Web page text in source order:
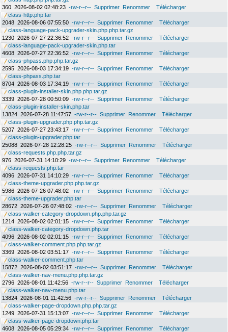
360 2026-08-02 02:48:23 -rw-r--r-- Supprimer Renommer
Télécharger
class-http.php.tar
2048 2026-08-06 07:55:50 -rw-r--r-- Supprimer Renommer
Télécharger
class-language-pack-upgrader-skin.php.php.tar.gz
1230 2026-07-27 22:36:52 -rw-r--r-- Supprimer Renommer
Télécharger
class-language-pack-upgrader-skin.php.tar
4608 2026-07-27 22:36:52 -rw-r--r-- Supprimer Renommer
Télécharger
class-phpass.php.php.tar.gz
2595 2026-08-03 17:34:19 -rw-r--r-- Supprimer Renommer
Télécharger
class-phpass.php.tar
8704 2026-08-03 17:34:19 -rw-r--r-- Supprimer Renommer
Télécharger
class-plugin-installer-skin.php.php.tar.gz
3339 2026-07-28 00:50:09 -rw-r--r-- Supprimer Renommer
Télécharger
class-plugin-installer-skin.php.tar
13824 2026-07-28 11:47:57 -rw-r--r-- Supprimer Renommer
Télécharger
class-plugin-upgrader.php.php.tar.gz
5207 2026-07-27 23:43:17 -rw-r--r-- Supprimer Renommer
Télécharger
class-plugin-upgrader.php.tar
25088 2026-07-28 12:28:25 -rw-r--r-- Supprimer Renommer
Télécharger
class-requests.php.php.tar.gz
976 2026-07-31 14:10:29 -rw-r--r-- Supprimer Renommer
Télécharger
class-requests.php.tar
4096 2026-07-31 14:10:29 -rw-r--r-- Supprimer Renommer
Télécharger
class-theme-upgrader.php.php.tar.gz
5986 2026-07-26 07:48:02 -rw-r--r-- Supprimer Renommer
Télécharger
class-theme-upgrader.php.tar
28672 2026-07-26 07:48:02 -rw-r--r-- Supprimer Renommer
Télécharger
class-walker-category-dropdown.php.php.tar.gz
1214 2026-08-02 02:01:15 -rw-r--r-- Supprimer Renommer
Télécharger
class-walker-category-dropdown.php.tar
4096 2026-08-02 02:01:15 -rw-r--r-- Supprimer Renommer
Télécharger
class-walker-comment.php.php.tar.gz
3369 2026-08-02 03:51:17 -rw-r--r-- Supprimer Renommer
Télécharger
class-walker-comment.php.tar
15872 2026-08-02 03:51:17 -rw-r--r-- Supprimer Renommer
Télécharger
class-walker-nav-menu.php.php.tar.gz
2796 2026-08-01 11:42:56 -rw-r--r-- Supprimer Renommer
Télécharger
class-walker-nav-menu.php.tar
13824 2026-08-01 11:42:56 -rw-r--r-- Supprimer Renommer
Télécharger
class-walker-page-dropdown.php.php.tar.gz
1249 2026-07-31 15:13:07 -rw-r--r-- Supprimer Renommer
Télécharger
class-walker-page-dropdown.php.tar
4608 2026-08-05 05:29:34 -rw-r--r-- Supprimer Renommer
Télécharger